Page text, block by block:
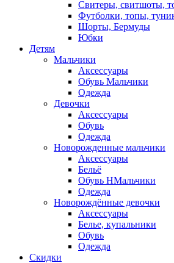
Свитеры, свитшоты,
Футболки, топы,
Шорты, Бермуды
Юбки
Детям
Мальчики
Аксессуары
Обувь Мальчики
Одежда
Девочки
Аксессуары
Обувь
Одежда
Новорожденные мальчики
Аксессуары
Бельё
Обувь НМальчики
Одежда
Новорождённые девочки
Аксессуары
Белье, купальники
Обувь
Одежда
Скидки